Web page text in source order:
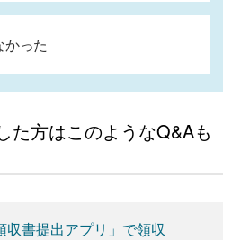
かった
た方はこのようなQ&Aも
収書提出アプリ」で領収